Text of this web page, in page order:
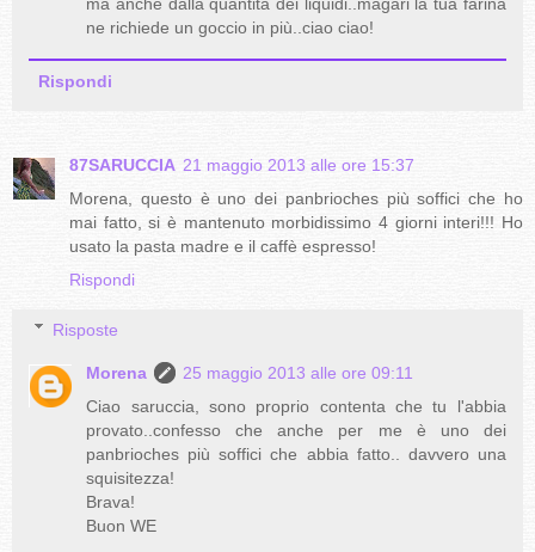
ne richiede un goccio in più..ciao ciao!
Rispondi
87SARUCCIA 21 maggio 2013 alle ore 15:37
Morena, questo è uno dei panbrioches più soffici che ho
mai fatto, si è mantenuto morbidissimo 4 giorni interi!!! Ho
usato la pasta madre e il caffè espresso!
Rispondi
Risposte
Morena
25 maggio 2013 alle ore 09:11
Ciao saruccia, sono proprio contenta che tu l'abbia
provato..confesso che anche per me è uno dei
panbrioches più soffici che abbia fatto.. davvero una
squisitezza!
Brava!
Buon WE